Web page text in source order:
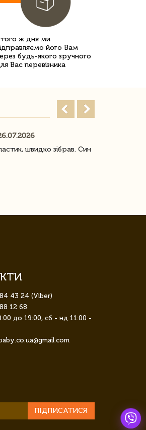
того ж дня ми
його Вам
будь-якого зручного
Вас перевізника
швидко зібрав. Син
43 24 (Viber)
12 68
до 19:00, сб - нд 11:00 -
ПІДПИСАТИСЯ